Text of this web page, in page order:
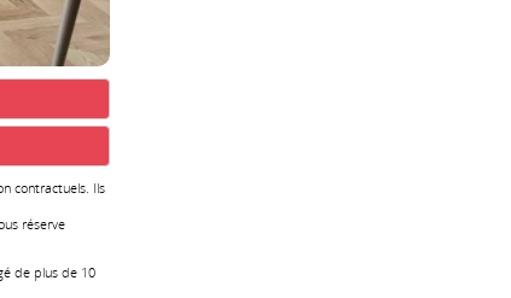
contractuels. Ils
réserve
de plus de 10